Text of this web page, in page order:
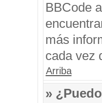
BBCode
más
cada vez
Arriba
»